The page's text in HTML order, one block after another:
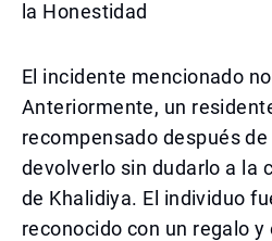
la Honestidad
El incidente mencionado
Anteriormente, un
recompensado después
devolverlo sin dudarlo a la
de Khalidiya. El individuo
reconocido con un regalo